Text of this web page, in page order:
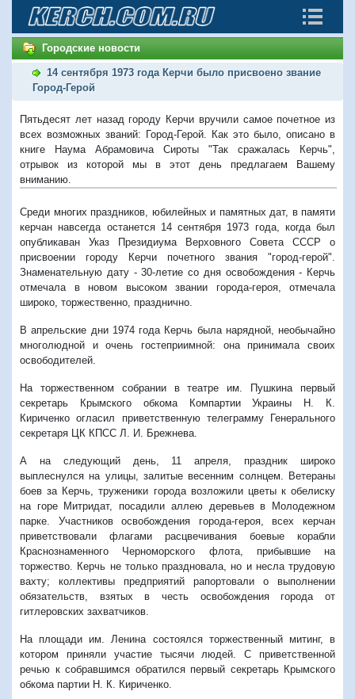
Городские новости
14 сентября 1973 года Керчи было присвоено звание
Город-Герой
Пятьдесят лет назад городу Керчи вручили самое почетное из
всех возможных званий: Город-Герой. Как это было, описано в
книге Наума Абрамовича Сироты "Так сражалась Керчь",
отрывок из которой мы в этот день предлагаем Вашему
вниманию.
Среди многих праздников, юбилейных и памятных дат, в памяти
керчан навсегда останется 14 сентября 1973 года, когда был
опубликаван Указ Президиума Верховного Совета СССР о
присвоении городу Керчи почетного звания "город-герой".
Знаменательную дату - 30-летие со дня освобождения - Керчь
отмечала в новом высоком звании города-героя, отмечала
широко, торжественно, празднично.
В апрельские дни 1974 года Керчь была нарядной, необычайно
многолюдной и очень гостеприимной: она принимала своих
освободителей.
На торжественном собрании в театре им. Пушкина первый
секретарь Крымского обкома Компартии Украины Н. К.
Кириченко огласил приветственную телеграмму Генерального
секретаря ЦК КПСС Л. И. Брежнева.
А на следующий день, 11 апреля, праздник широко
выплеснулся на улицы, залитые весенним солнцем. Ветераны
боев за Керчь, труженики города возложили цветы к обелиску
на горе Митридат, посадили аллею деревьев в Молодежном
парке. Участников освобождения города-героя, всех керчан
приветствовали флагами расцвечивания боевые корабли
Краснознаменного Черноморского флота, прибывшие на
торжество. Керчь не только праздновала, но и несла трудовую
вахту; коллективы предприятий рапортовали о выполнении
обязательств, взятых в честь освобождения города от
гитлеровских захватчиков.
На площади им. Ленина состоялся торжественный митинг, в
котором приняли участие тысячи людей. С приветственной
речью к собравшимся обратился первый секретарь Крымского
обкома партии Н. К. Кириченко.